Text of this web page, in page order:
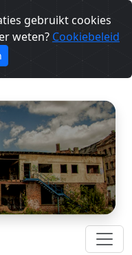
gebruikt cookies
weten? Cookiebeleid